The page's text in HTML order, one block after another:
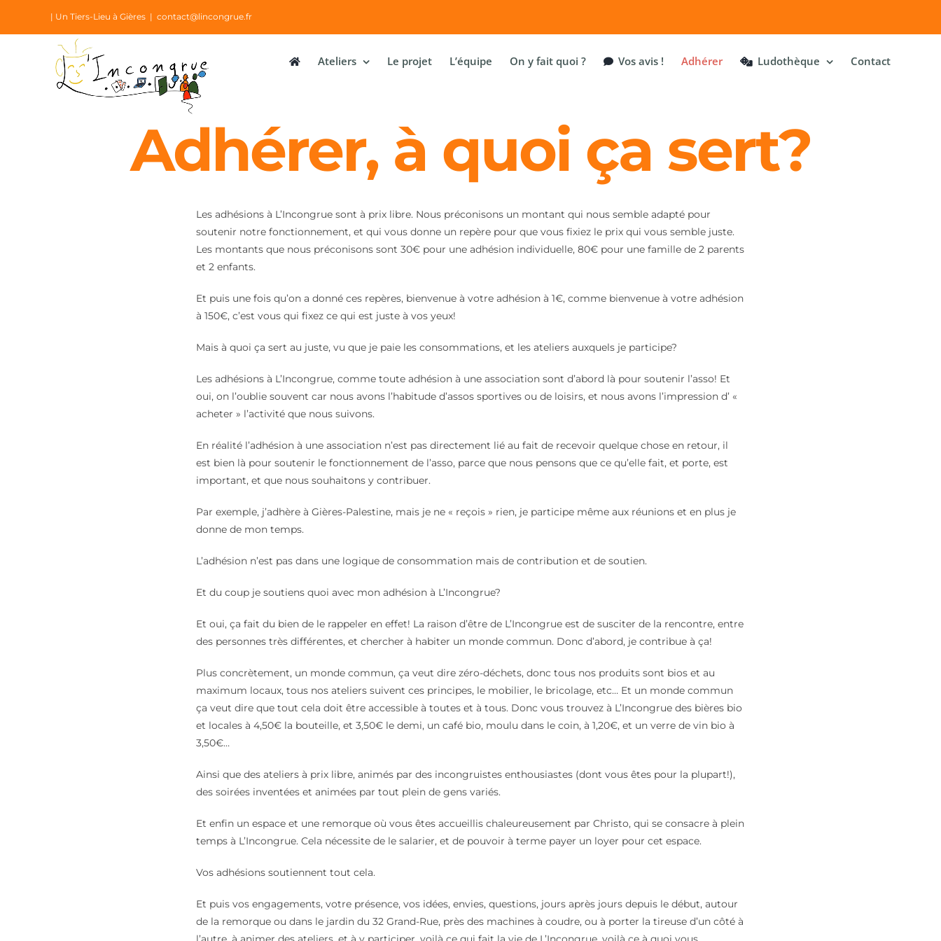
| Un Tiers-Lieu à Gières | contact@lincongrue.fr
Ateliers Le projet L’équipe On y fait quoi ? Vos avis ! Adhérer Ludothèque Contact
Adhérer, à quoi ça sert?
Les adhésions à L’Incongrue sont à prix libre. Nous préconisons un montant qui nous semble adapté pour
soutenir notre fonctionnement, et qui vous donne un repère pour que vous fixiez le prix qui vous semble juste.
Les montants que nous préconisons sont 30€ pour une adhésion individuelle, 80€ pour une famille de 2 parents
et 2 enfants.
Et puis une fois qu’on a donné ces repères, bienvenue à votre adhésion à 1€, comme bienvenue à votre adhésion
à 150€, c’est vous qui fixez ce qui est juste à vos yeux!
Mais à quoi ça sert au juste, vu que je paie les consommations, et les ateliers auxquels je participe?
Les adhésions à L’Incongrue, comme toute adhésion à une association sont d’abord là pour soutenir l’asso! Et
oui, on l’oublie souvent car nous avons l’habitude d’assos sportives ou de loisirs, et nous avons l’impression d’ «
acheter » l’activité que nous suivons.
En réalité l’adhésion à une association n’est pas directement lié au fait de recevoir quelque chose en retour, il
est bien là pour soutenir le fonctionnement de l’asso, parce que nous pensons que ce qu’elle fait, et porte, est
important, et que nous souhaitons y contribuer.
Par exemple, j’adhère à Gières-Palestine, mais je ne « reçois » rien, je participe même aux réunions et en plus je
donne de mon temps.
L’adhésion n’est pas dans une logique de consommation mais de contribution et de soutien.
Et du coup je soutiens quoi avec mon adhésion à L’Incongrue?
Et oui, ça fait du bien de le rappeler en effet! La raison d’être de L’Incongrue est de susciter de la rencontre, entre
des personnes très différentes, et chercher à habiter un monde commun. Donc d’abord, je contribue à ça!
Plus concrètement, un monde commun, ça veut dire zéro-déchets, donc tous nos produits sont bios et au
maximum locaux, tous nos ateliers suivent ces principes, le mobilier, le bricolage, etc… Et un monde commun
ça veut dire que tout cela doit être accessible à toutes et à tous. Donc vous trouvez à L’Incongrue des bières bio
et locales à 4,50€ la bouteille, et 3,50€ le demi, un café bio, moulu dans le coin, à 1,20€, et un verre de vin bio à
3,50€…
Ainsi que des ateliers à prix libre, animés par des incongruistes enthousiastes (dont vous êtes pour la plupart!),
des soirées inventées et animées par tout plein de gens variés.
Et enfin un espace et une remorque où vous êtes accueillis chaleureusement par Christo, qui se consacre à plein
temps à L’Incongrue. Cela nécessite de le salarier, et de pouvoir à terme payer un loyer pour cet espace.
Vos adhésions soutiennent tout cela.
Et puis vos engagements, votre présence, vos idées, envies, questions, jours après jours depuis le début, autour
de la remorque ou dans le jardin du 32 Grand-Rue, près des machines à coudre, ou à porter la tireuse d’un côté à